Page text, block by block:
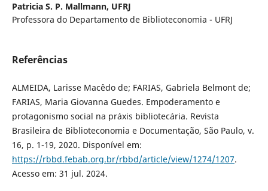
Patricia S. P. Mallmann, UFRJ
Professora do Departamento de Biblioteconomia - UFRJ
Referências
ALMEIDA, Larisse Macêdo de; FARIAS, Gabriela Belmont de;
FARIAS, Maria Giovanna Guedes. Empoderamento e
protagonismo social na práxis bibliotecária. Revista
Brasileira de Biblioteconomia e Documentação, São Paulo, v.
16, p. 1-19, 2020. Disponível em:
https://rbbd.febab.org.br/rbbd/article/view/1274/1207.
Acesso em: 31 jul. 2024.